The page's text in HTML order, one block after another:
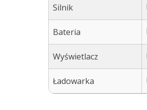
Silnik
Bateria
Wyświetlacz
Ładowarka